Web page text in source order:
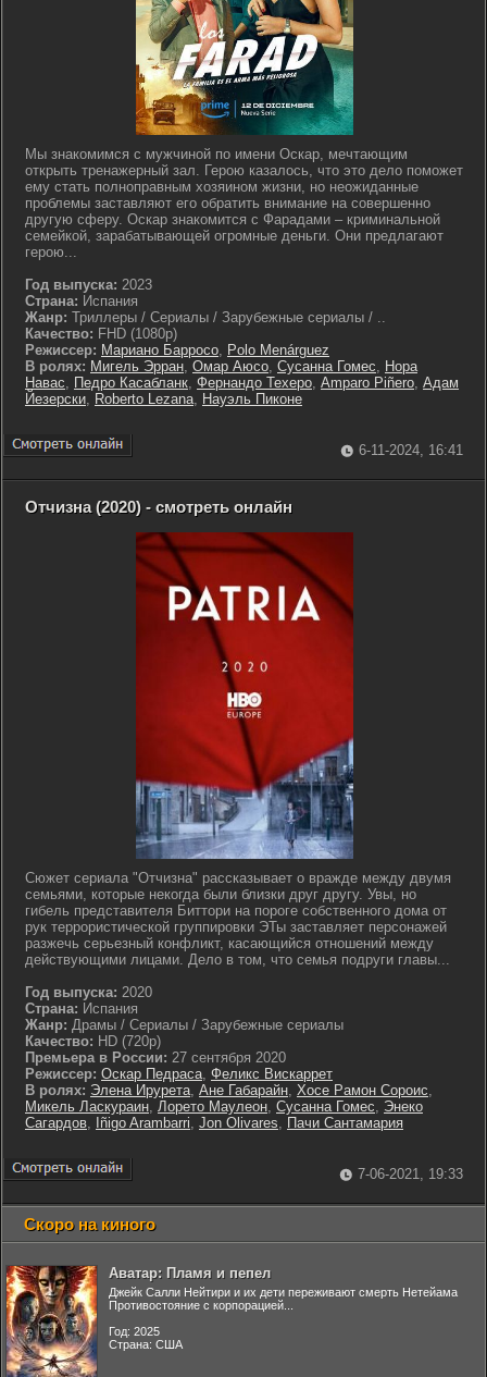
Мы знакомимся с мужчиной по имени Оскар, мечтающим
открыть тренажерный зал. Герою казалось, что это дело поможет
ему стать полноправным хозяином жизни, но неожиданные
проблемы заставляют его обратить внимание на совершенно
другую сферу. Оскар знакомится с Фарадами – криминальной
семейкой, зарабатывающей огромные деньги. Они предлагают
герою...
Год выпуска: 2023
Страна: Испания
Жанр: Триллеры / Сериалы / Зарубежные сериалы / ..
Качество: FHD (1080p)
Режиссер: Мариано Барросо, Polo Menárguez
В ролях: Мигель Эрран, Омар Аюсо, Сусанна Гомес, Нора
Навас, Педро Касабланк, Фернандо Техеро, Amparo Piñero, Адам
Йезерски, Roberto Lezana, Науэль Пиконе
6-11-2024, 16:41
Отчизна (2020) - смотреть онлайн
Сюжет сериала "Отчизна" рассказывает о вражде между двумя
семьями, которые некогда были близки друг другу. Увы, но
гибель представителя Биттори на пороге собственного дома от
рук террористической группировки ЭТы заставляет персонажей
разжечь серьезный конфликт, касающийся отношений между
действующими лицами. Дело в том, что семья подруги главы...
Год выпуска: 2020
Страна: Испания
Жанр: Драмы / Сериалы / Зарубежные сериалы
Качество: HD (720p)
Премьера в России: 27 сентября 2020
Режиссер: Оскар Педраса, Феликс Вискаррет
В ролях: Элена Ирурета, Ане Габарайн, Хосе Рамон Сороис,
Микель Ласкураин, Лорето Маулеон, Сусанна Гомес, Энеко
Сагардов, Iñigo Arambarri, Jon Olivares, Пачи Сантамария
7-06-2021, 19:33
Скоро на киного
Аватар: Пламя и пепел
Джейк Салли Нейтири и их дети переживают смерть Нетейама
Противостояние с корпорацией...
Год: 2025
Страна: США